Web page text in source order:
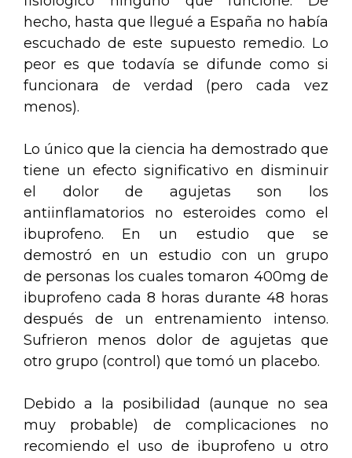
hecho, hasta que llegué a España no había
escuchado de este supuesto remedio. Lo
peor es que todavía se difunde como si
funcionara de verdad (pero cada vez
menos).
Lo único que la ciencia ha demostrado que
tiene un efecto significativo en disminuir
el dolor de agujetas son los
antiinflamatorios no esteroides como el
ibuprofeno. En un estudio que se
demostró en un estudio con un grupo
de personas los cuales tomaron 400mg de
ibuprofeno cada 8 horas durante 48 horas
después de un entrenamiento intenso.
Sufrieron menos dolor de agujetas que
otro grupo (control) que tomó un placebo.
Debido a la posibilidad (aunque no sea
muy probable) de complicaciones no
recomiendo el uso de ibuprofeno u otro